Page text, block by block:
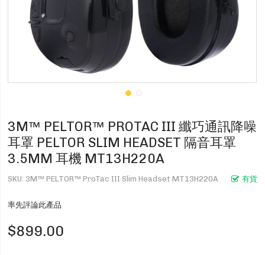
3M™ PELTOR™ PROTAC III 纖巧通訊降噪
耳罩 PELTOR SLIM HEADSET 隔音耳罩
3.5MM 耳機 MT13H220A
有貨
SKU 3M™ PELTOR™ ProTac III Slim Headset MT13H220A
率先評論此產品
$899.00